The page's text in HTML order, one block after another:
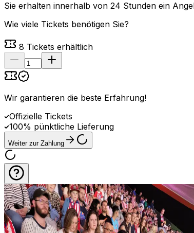
Sie erhalten innerhalb von 24 Stunden ein
Wie viele Tickets benötigen Sie?
8 Tickets erhältlich
Wir garantieren die beste Erfahrung!
Offizielle Tickets
100% pünktliche Lieferung
Weiter zur Zahlung